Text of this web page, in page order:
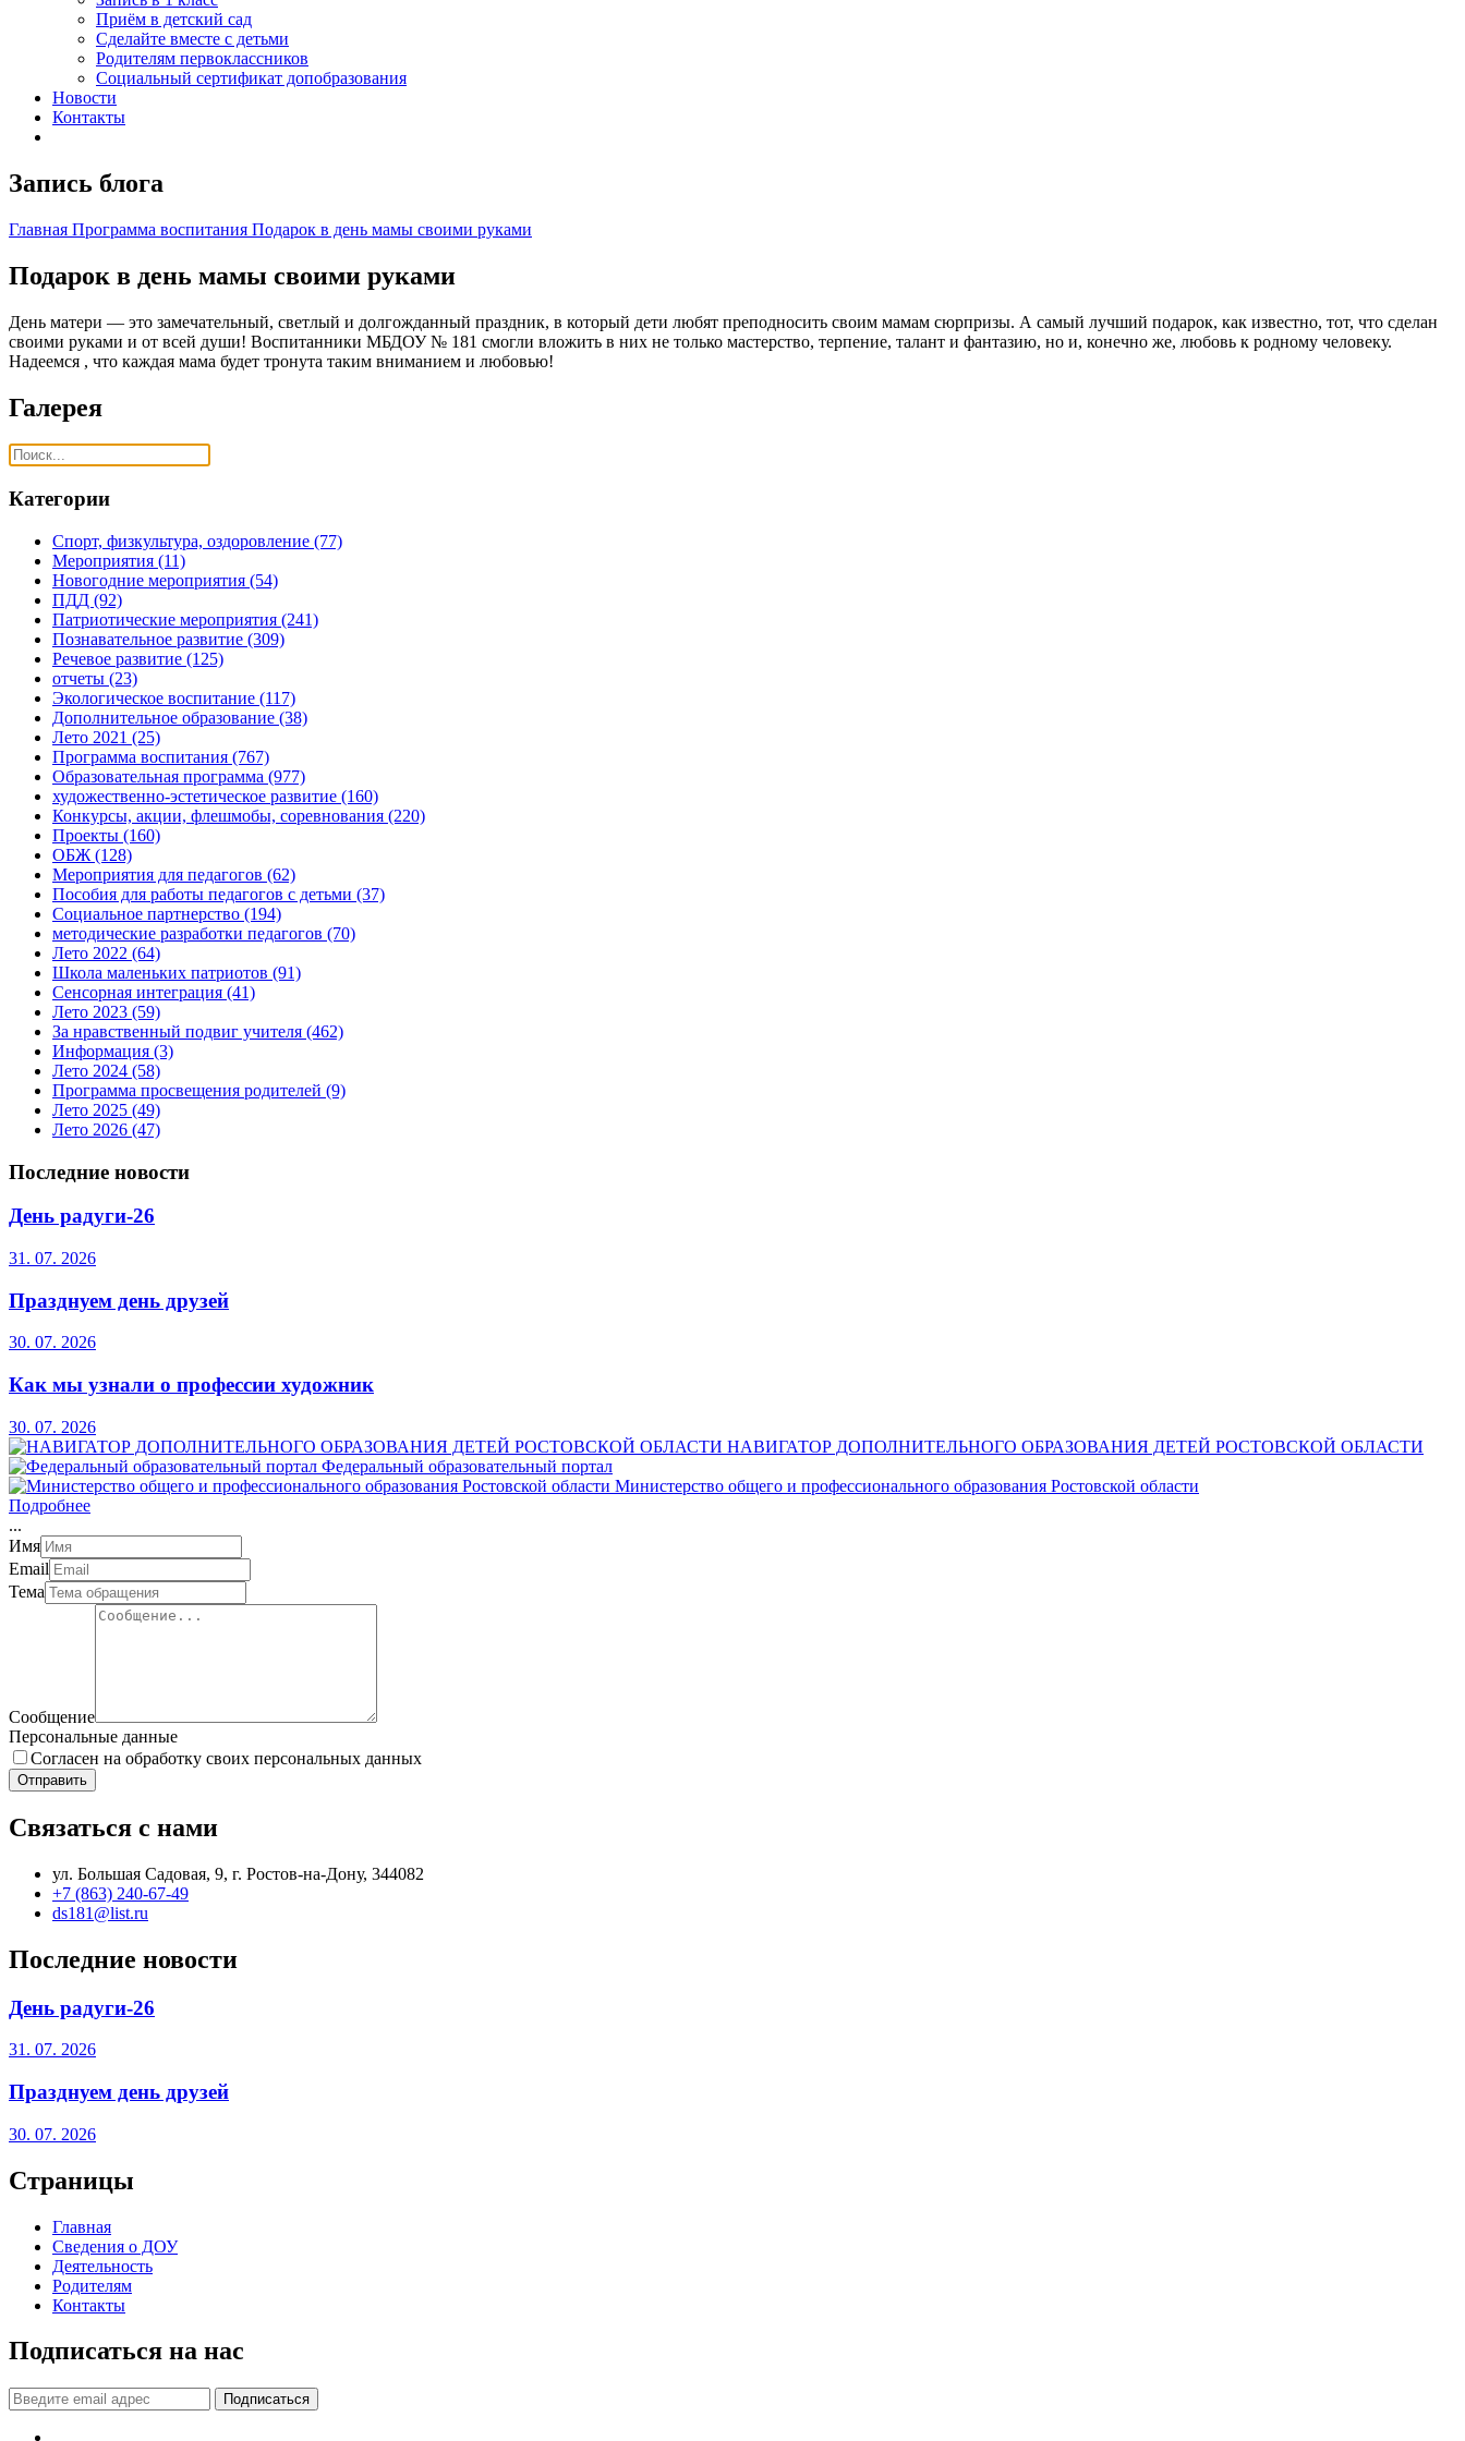
Приём в детский сад
Сделайте вместе с детьми
Родителям первоклассников
Социальный сертификат допобразования
Новости
Контакты
Запись блога
Главная Программа воспитания Подарок в день мамы своими руками
Подарок в день мамы своими руками
День матери — это замечательный, светлый и долгожданный праздник, в который дети любят преподносить своим мамам сюрпризы. А самый лучший подарок, как известно, тот, что сделан
своими руками и от всей души! Воспитанники МБДОУ № 181 смогли вложить в них не только мастерство, терпение, талант и фантазию, но и, конечно же, любовь к родному человеку.
Надеемся , что каждая мама будет тронута таким вниманием и любовью!
Галерея
Категории
Спорт, физкультура, оздоровление (77)
Мероприятия (11)
Новогодние мероприятия (54)
ПДД (92)
Патриотические мероприятия (241)
Познавательное развитие (309)
Речевое развитие (125)
отчеты (23)
Экологическое воспитание (117)
Дополнительное образование (38)
Лето 2021 (25)
Программа воспитания (767)
Образовательная программа (977)
художественно-эстетическое развитие (160)
Конкурсы, акции, флешмобы, соревнования (220)
Проекты (160)
ОБЖ (128)
Мероприятия для педагогов (62)
Пособия для работы педагогов с детьми (37)
Социальное партнерство (194)
методические разработки педагогов (70)
Лето 2022 (64)
Школа маленьких патриотов (91)
Сенсорная интеграция (41)
Лето 2023 (59)
За нравственный подвиг учителя (462)
Информация (3)
Лето 2024 (58)
Программа просвещения родителей (9)
Лето 2025 (49)
Лето 2026 (47)
Последние новости
День радуги-26
31. 07. 2026
Празднуем день друзей
30. 07. 2026
Как мы узнали о профессии художник
30. 07. 2026
НАВИГАТОР ДОПОЛНИТЕЛЬНОГО ОБРАЗОВАНИЯ ДЕТЕЙ РОСТОВСКОЙ ОБЛАСТИ
Федеральный образовательный портал
Министерство общего и профессионального образования Ростовской области
Подробнее
...
Имя
Email
Тема
Сообщение
Персональные данные
Согласен на обработку своих персональных данных
Отправить
Связаться с нами
ул. Большая Садовая, 9, г. Ростов-на-Дону, 344082
+7 (863) 240-67-49
ds181@list.ru
Последние новости
День радуги-26
31. 07. 2026
Празднуем день друзей
30. 07. 2026
Страницы
Главная
Сведения о ДОУ
Деятельность
Родителям
Контакты
Подписаться на нас